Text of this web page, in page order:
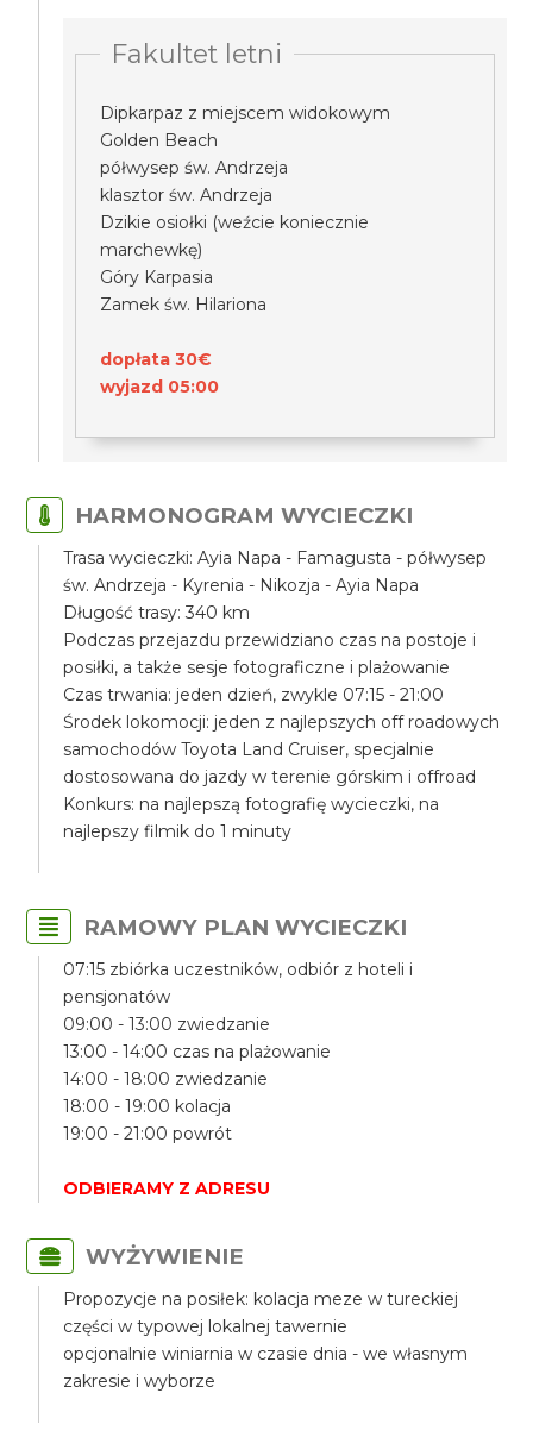
Fakultet letni
Dipkarpaz z miejscem widokowym
Golden Beach
półwysep św. Andrzeja
klasztor św. Andrzeja
Dzikie osiołki (weźcie koniecznie
marchewkę)
Góry Karpasia
Zamek św. Hilariona
dopłata 30€
wyjazd 05:00
HARMONOGRAM WYCIECZKI
Trasa wycieczki: Ayia Napa - Famagusta - półwysep
św. Andrzeja - Kyrenia - Nikozja - Ayia Napa
Długość trasy: 340 km
Podczas przejazdu przewidziano czas na postoje i
posiłki, a także sesje fotograficzne i plażowanie
Czas trwania: jeden dzień, zwykle 07:15 - 21:00
Środek lokomocji: jeden z najlepszych off roadowych
samochodów Toyota Land Cruiser, specjalnie
dostosowana do jazdy w terenie górskim i offroad
Konkurs: na najlepszą fotografię wycieczki, na
najlepszy filmik do 1 minuty
RAMOWY PLAN WYCIECZKI
07:15 zbiórka uczestników, odbiór z hoteli i
pensjonatów
09:00 - 13:00 zwiedzanie
13:00 - 14:00 czas na plażowanie
14:00 - 18:00 zwiedzanie
18:00 - 19:00 kolacja
19:00 - 21:00 powrót
ODBIERAMY Z ADRESU
WYŻYWIENIE
Propozycje na posiłek: kolacja meze w tureckiej
części w typowej lokalnej tawernie
opcjonalnie winiarnia w czasie dnia - we własnym
zakresie i wyborze